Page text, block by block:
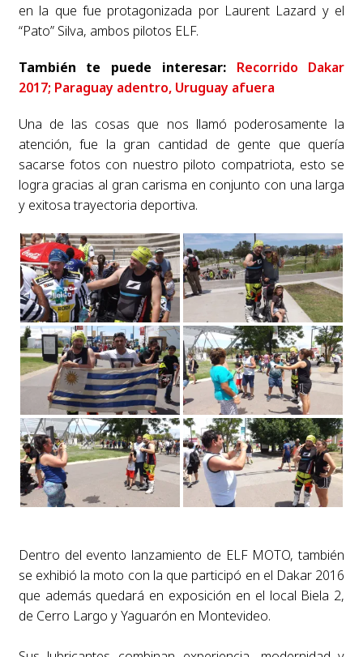
en la que fue protagonizada por Laurent Lazard y el
“Pato” Silva, ambos pilotos ELF.
También te puede interesar: Recorrido Dakar
2017; Paraguay adentro, Uruguay afuera
Una de las cosas que nos llamó poderosamente la
atención, fue la gran cantidad de gente que quería
sacarse fotos con nuestro piloto compatriota, esto se
logra gracias al gran carisma en conjunto con una larga
y exitosa trayectoria deportiva.
Dentro del evento lanzamiento de ELF MOTO, también
se exhibió la moto con la que participó en el Dakar 2016
que además quedará en exposición en el local Biela 2,
de Cerro Largo y Yaguarón en Montevideo.